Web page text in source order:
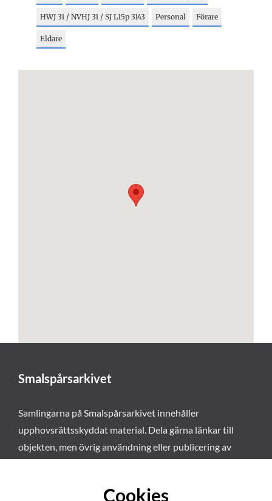
HWJ 31 / NVHJ 31 / SJ L15p 3143 Personal Förare
Eldare
Smalspårsarkivet
Samlingarna på Smalspårsarkivet innehåller
upphovsrättsskyddat material. Dela gärna länkar till
objekten, men övrig användning eller publicering av
Cookies